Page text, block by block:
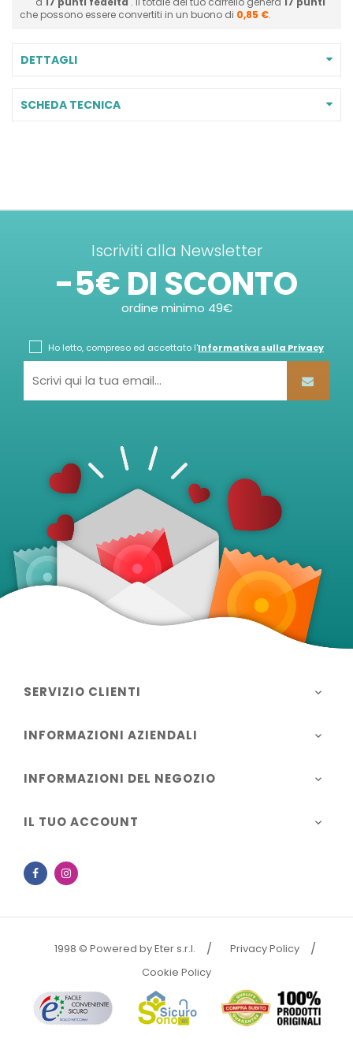
che possono essere convertiti in un buono di 0,85 €.
DETTAGLI
SCHEDA TECNICA
Iscriviti alla Newsletter
-5€ DI SCONTO
ordine minimo 49€
Ho letto, compreso ed accettato l'Informativa sulla Privacy
SERVIZIO CLIENTI 
INFORMAZIONI AZIENDALI 
INFORMAZIONI DEL NEGOZIO 
IL TUO ACCOUNT 
Facebook
1998 © Powered by Eter s.r.l.
Privacy Policy
Cookie Policy